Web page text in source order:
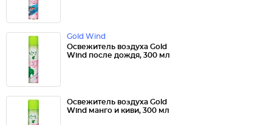
Gold Wind
Освежитель воздуха Gold
Wind после дождя, 300 мл
Освежитель воздуха Gold
Wind манго и киви, 300 мл